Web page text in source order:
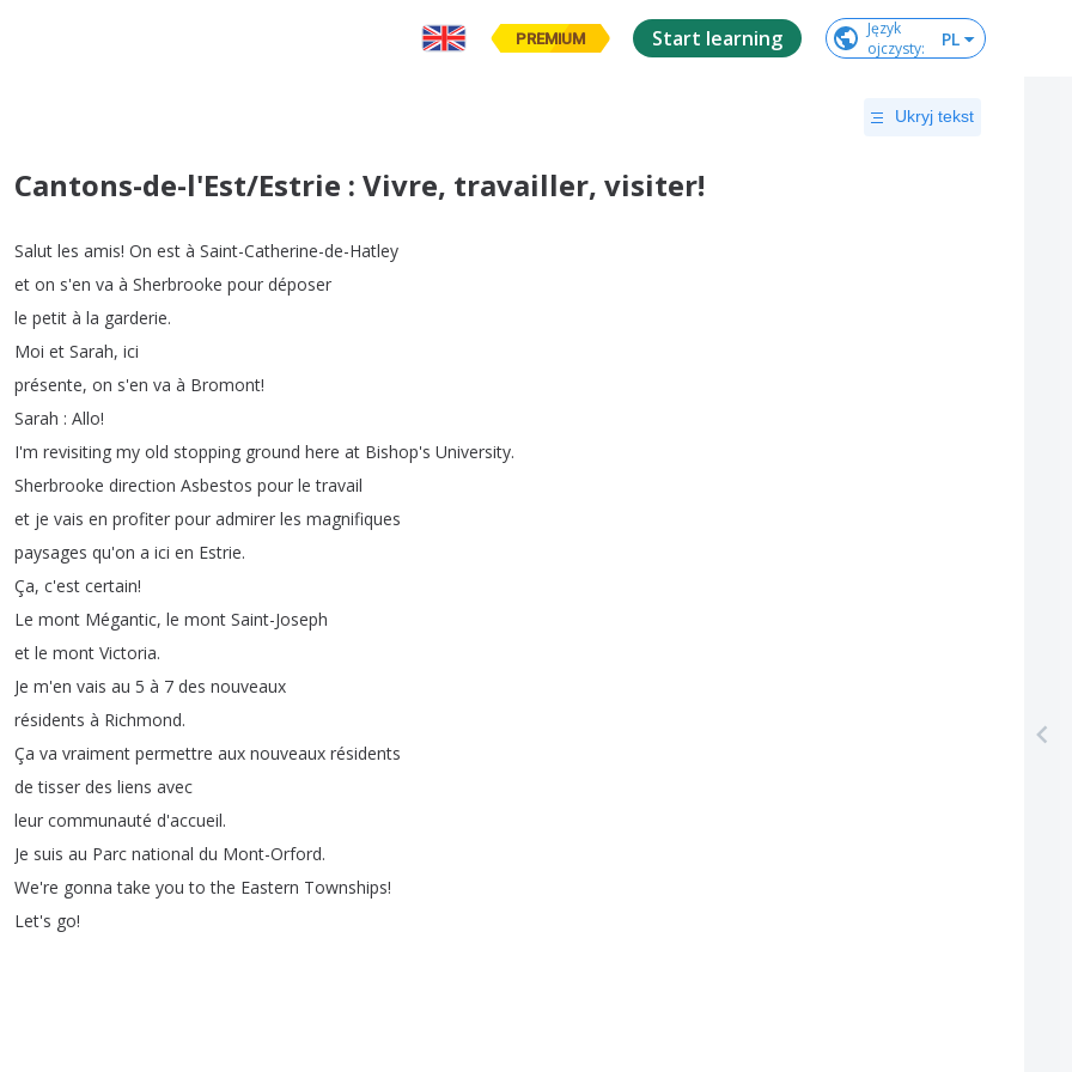
PREMIUM Start learning
Język
ojczysty: PL
Ukryj tekst
Cantons-de-l'Est/Estrie : Vivre, travailler, visiter!
Salut les amis! On est à Saint-Catherine-de-Hatley
et on s'en va à Sherbrooke pour déposer
le petit à la garderie.
Moi et Sarah, ici
présente, on s'en va à Bromont!
Sarah : Allo!
I'm revisiting my old stopping ground here at Bishop's University.
Sherbrooke direction Asbestos pour le travail
et je vais en profiter pour admirer les magnifiques
paysages qu'on a ici en Estrie.
Ça, c'est certain!
Le mont Mégantic, le mont Saint-Joseph
et le mont Victoria.
Je m'en vais au 5 à 7 des nouveaux
résidents à Richmond.
Ça va vraiment permettre aux nouveaux résidents
de tisser des liens avec
leur communauté d'accueil.
Je suis au Parc national du Mont-Orford.
We're gonna take you to the Eastern Townships!
Let's go!